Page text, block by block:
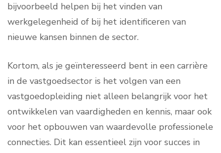
bijvoorbeeld helpen bij het vinden van
werkgelegenheid of bij het identificeren van
nieuwe kansen binnen de sector.
Kortom, als je geïnteresseerd bent in een carrière
in de vastgoedsector is het volgen van een
vastgoedopleiding niet alleen belangrijk voor het
ontwikkelen van vaardigheden en kennis, maar ook
voor het opbouwen van waardevolle professionele
connecties. Dit kan essentieel zijn voor succes in